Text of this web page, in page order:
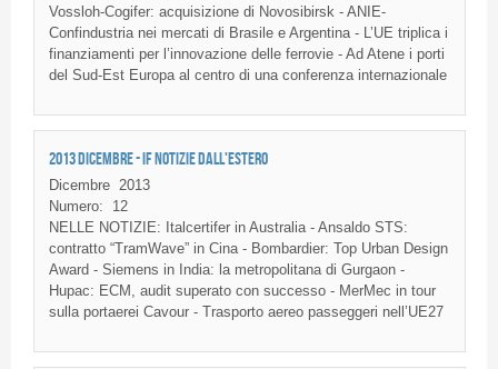
Vossloh-Cogifer: acquisizione di Novosibirsk - ANIE-
Confindustria nei mercati di Brasile e Argentina - L’UE triplica i
finanziamenti per l’innovazione delle ferrovie - Ad Atene i porti
del Sud-Est Europa al centro di una conferenza internazionale
2013 DICEMBRE - IF NOTIZIE DALL'ESTERO
Dicembre
2013
Numero:
12
NELLE NOTIZIE: Italcertifer in Australia - Ansaldo STS:
contratto “TramWave” in Cina - Bombardier: Top Urban Design
Award - Siemens in India: la metropolitana di Gurgaon -
Hupac: ECM, audit superato con successo - MerMec in tour
sulla portaerei Cavour - Trasporto aereo passeggeri nell’UE27